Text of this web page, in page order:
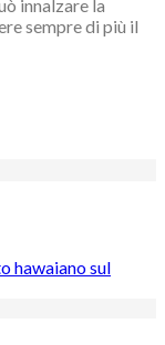
innalzare la
sempre di più il
hawaiano sul